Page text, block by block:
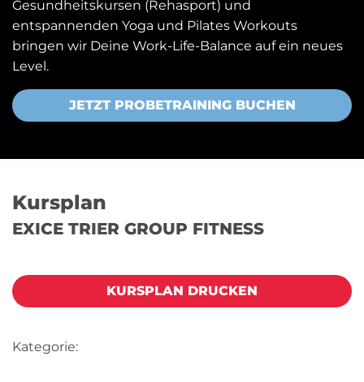
Gesundheitskursen (Rehasport) und
entspannenden Yoga und Pilates Workouts
bringen wir Deine Work-Life-Balance auf ein neues
Level.
JETZT PROBETRAINING BUCHEN
Kursplan
EXICE TRIER GROUP FITNESS
KURSPLAN DRUCKEN
Kategorie: